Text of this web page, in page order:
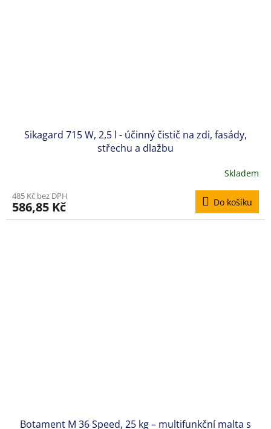
Sikagard 715 W, 2,5 l - účinný čistič na zdi, fasády,
střechu a dlažbu
produktu
je
5,0
Skladem
485 Kč bez DPH
586,85 Kč Do košíku
Botament M 36 Speed, 25 kg – multifunkční malta s